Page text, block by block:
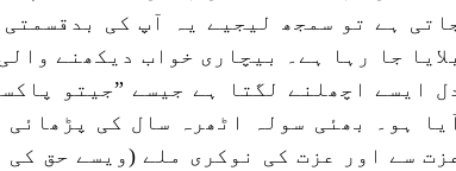
ہے تو سمجھ لیجیے یہ آپ کی
بلایا جا رہا ہے۔ بیچاری خواب دیکھنے
ایسے اچھلنے لگتا ہے جیسے ”جیتو
ہو۔ بھئی سولہ اٹھرہ سال کی
سے اور عزت کی نوکری ملے (ویسے حق